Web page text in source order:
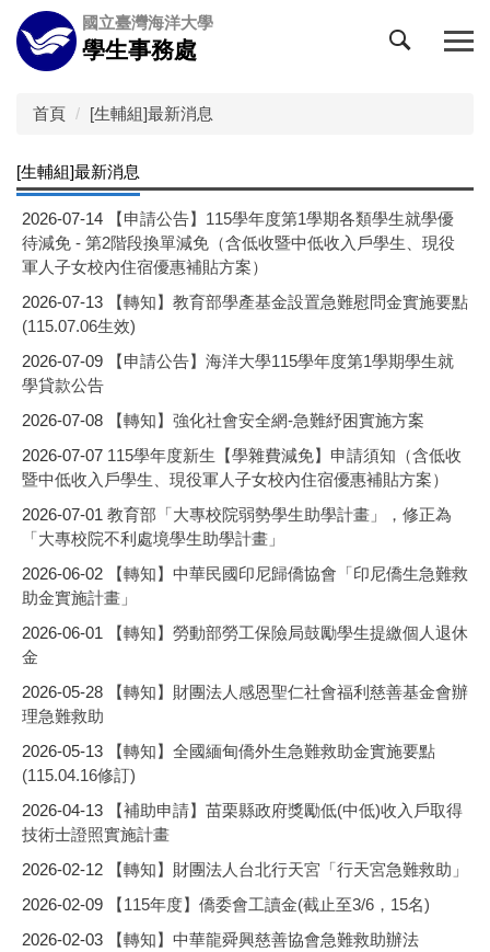
跳
到
主
國立臺灣海洋大學
學生事務處
首頁 [生輔組]最新消息
[生輔組]最新消息
2026-07-14
【申請公告】115學年度第1學期各類學生就學優
待減免 - 第2階段換單減免（含低收暨中低收入戶學生、現役
軍人子女校內住宿優惠補貼方案）
2026-07-13
【轉知】教育部學產基金設置急難慰問金實施要點
(115.07.06生效)
2026-07-09
【申請公告】海洋大學115學年度第1學期學生就
學貸款公告
2026-07-08
【轉知】強化社會安全網-急難紓困實施方案
2026-07-07 115學年度新生【學雜費減免】申請須知（含低收
暨中低收入戶學生、現役軍人子女校內住宿優惠補貼方案）
2026-07-01 教育部「大專校院弱勢學生助學計畫」，修正為
「大專校院不利處境學生助學計畫」
2026-06-02
【轉知】中華民國印尼歸僑協會「印尼僑生急難救
助金實施計畫」
2026-06-01
【轉知】勞動部勞工保險局鼓勵學生提繳個人退休
金
2026-05-28
【轉知】財團法人感恩聖仁社會福利慈善基金會辦
理急難救助
2026-05-13
【轉知】全國緬甸僑外生急難救助金實施要點
(115.04.16修訂)
2026-04-13
【補助申請】苗栗縣政府獎勵低(中低)收入戶取得
技術士證照實施計畫
2026-02-12
【轉知】財團法人台北行天宮「行天宮急難救助」
2026-02-09
【115年度】僑委會工讀金(截止至3/6，15名)
2026-02-03
【轉知】中華龍舜興慈善協會急難救助辦法